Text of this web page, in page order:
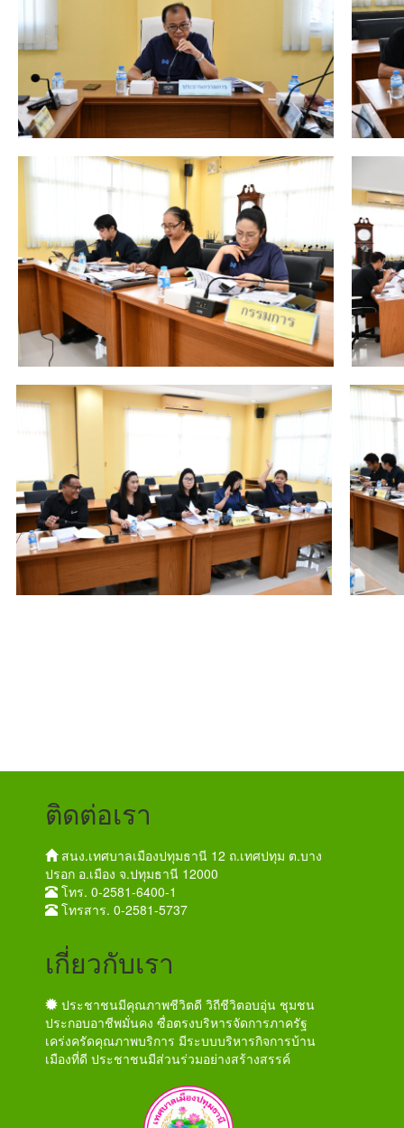
ติดต่อเรา
สนง.เทศบาลเมืองปทุมธานี 12 ถ.เทศปทุม ต.บาง
ปรอก อ.เมือง จ.ปทุมธานี 12000
โทร. 0-2581-6400-1
โทรสาร. 0-2581-5737
เกี่ยวกับเรา
ประชาชนมีคุณภาพชีวิตดี วิถีชีวิตอบอุ่น ชุมชน
ประกอบอาชีพมั่นคง ซื่อตรงบริหารจัดการภาครัฐ
เคร่งครัดคุณภาพบริการ มีระบบบริหารกิจการบ้าน
เมืองที่ดี ประชาชนมีส่วนร่วมอย่างสร้างสรรค์